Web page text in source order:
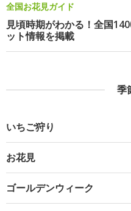
全国お花見ガイド
見頃時期がわかる！全国
ット情報を掲載
季
いちご狩り
お花見
ゴールデンウィーク